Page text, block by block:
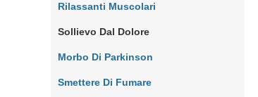
Rilassanti Muscolari
Sollievo Dal Dolore
Morbo Di Parkinson
Smettere Di Fumare